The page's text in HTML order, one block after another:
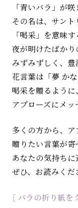
「青いバラ」が咲
その名は、サント
「喝采」を意味
夜が明けたばかり
みずみずしく、豊
花言葉は「夢 かな
喝采を贈るように
アプローズにメッ
多くの方から、
贈りたい言葉が寄
あなたの気持ち
ぜひ、お読みくだ
［ バラの折り紙を